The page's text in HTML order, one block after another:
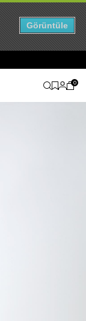
0
Görüntüle